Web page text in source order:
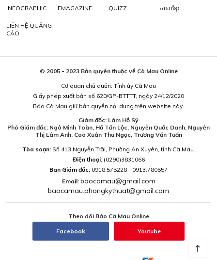
INFOGRAPHIC EMAGAZINE QUIZZ ភាសាខ្មែរ
LIÊN HỆ QUẢNG
CÁO
© 2005 - 2023 Bản quyền thuộc về Cà Mau Online
Cơ quan chủ quản: Tỉnh ủy Cà Mau
Giấy phép xuất bản số 620/GP-BTTTT, ngày 24/12/2020
Báo Cà Mau giữ bản quyền nội dung trên website này.
Giám đốc: Lâm Hồ Sỹ
Phó Giám đốc: Ngô Minh Toàn, Hồ Tấn Lộc, Nguyễn Quốc Danh, Nguyễn
Thị Lâm Anh, Cao Xuân Thu Ngọc, Trương Văn Tuấn
Tòa soạn:Số 413 Nguyễn Trãi, Phường An Xuyên, tỉnh Cà Mau.
Điện thoại: (0290)3831066
Ban Giám đốc: 0918.575228 - 0913.780557
Email: baocamau@gmail.com
baocamau.phongkythuat@gmail.com
Theo dõi Báo Cà Mau Online
Facebook Youtube